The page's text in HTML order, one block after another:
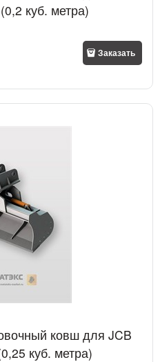
куб. метра)
Заказать
ковш для JCB
куб. метра)